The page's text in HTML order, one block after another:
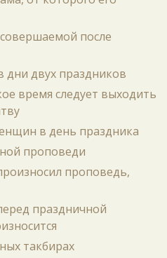
после
дни двух праздников
время следует выходить
в день праздника
проповеди
проповедь,
праздничной
такбирах